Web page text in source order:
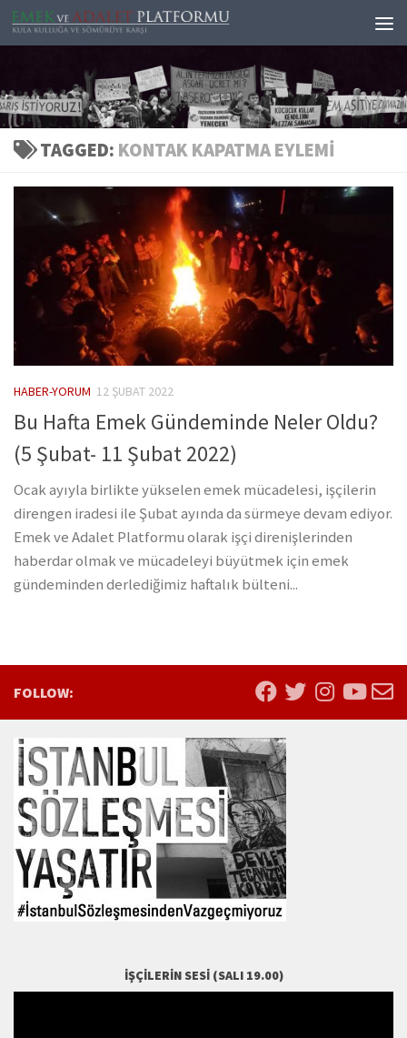
Skip to content
TAGGED: KONTAK KAPATMA EYLEMI
HABER-YORUM 12 ŞUBAT 2022
Bu Hafta Emek Gündeminde Neler Oldu?
(5 Şubat- 11 Şubat 2022)
Ocak ayıyla birlikte yükselen emek mücadelesi, işçilerin
direngen iradesi ile Şubat ayında da sürmeye devam ediyor.
Emek ve Adalet Platformu olarak işçi direnişlerinden
haberdar olmak ve mücadeleyi büyütmek için emek
gündeminden derlediğimiz haftalık bülteni...
FOLLOW:
İŞÇILERIN SESI (SALI 19.00)